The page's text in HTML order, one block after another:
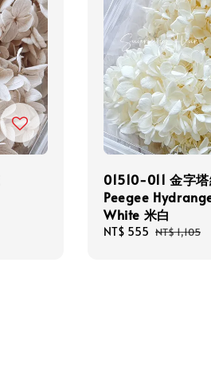
01510-011 金字
Peegee
White 米白
Sale
NT$ 555 Regular
NT$ 1,105